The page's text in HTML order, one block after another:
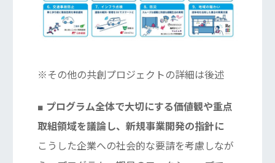
※その他の共創プロジェクトの詳細は後述
■ プログラム全体で大切にする価値観や重点
取組領域を議論し、新規事業開発の指針に
こうした企業への社会的な要請を考慮しなが